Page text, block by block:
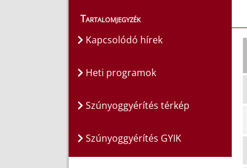
Tartalomjegyzék
Kapcsolódó hírek
Heti programok
Szúnyoggyérítés térkép
Szúnyoggyérítés GYIK